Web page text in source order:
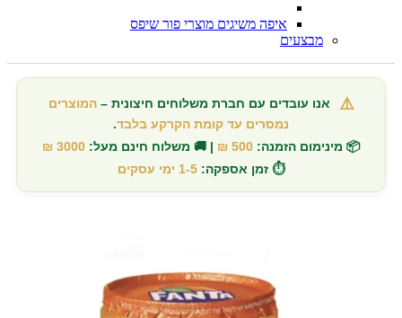
איפה משיגים מוצרי פור שיפס
מבצעים
⚠️ אנו עובדים עם חברת משלוחים חיצונית –המוצרים
נמסרים עד קומת הקרקע בלבד.
📦 מינימום הזמנה: 500 ₪ | 🚚 משלוח חינם מעל: 3000 ₪
⏱️ זמן אספקה: 1-5 ימי עסקים